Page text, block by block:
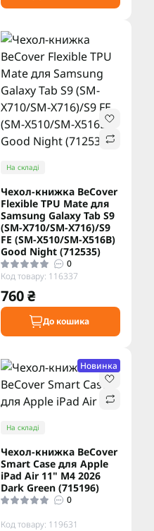
На складі
Чехол-книжка BeCover
Flexible TPU Mate для
Samsung Galaxy Tab S9
(SM-X710/SM-X716)/S9
FE (SM-X510/SM-X516B)
Good Night (712535)
0
Код товару: 116337
760 ₴
До кошика
Новинка
На складі
Чехол-книжка BeCover
Smart Case для Apple
iPad Air 11" M4 2026
Dark Green (715196)
0
Код товару: 119631